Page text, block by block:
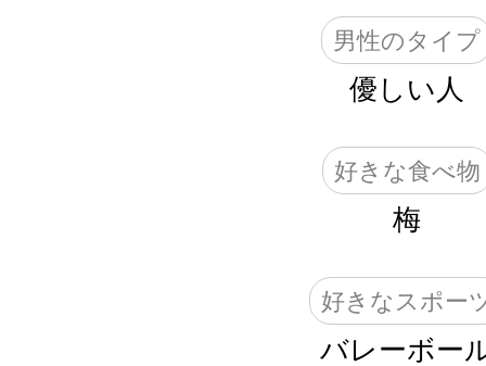
男性のタイプ
優しい人
好きな食べ物
梅
好きなスポー
バレーボー